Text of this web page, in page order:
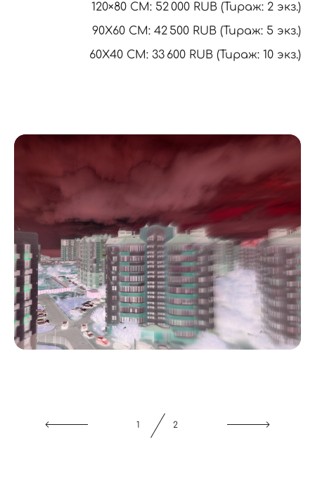
120×80 CM: 52 000 RUB (Тираж: 2 экз.)
90X60 CM: 42 500 RUB (Тираж: 5 экз.)
60Х40 СМ: 33 600 RUB (Тираж: 10 экз.)
2 2